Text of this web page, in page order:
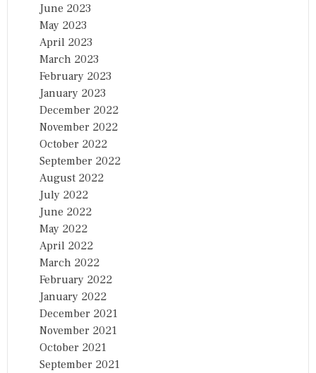
June 2023
May 2023
April 2023
March 2023
February 2023
January 2023
December 2022
November 2022
October 2022
September 2022
August 2022
July 2022
June 2022
May 2022
April 2022
March 2022
February 2022
January 2022
December 2021
November 2021
October 2021
September 2021